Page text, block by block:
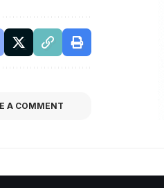
A COMMENT